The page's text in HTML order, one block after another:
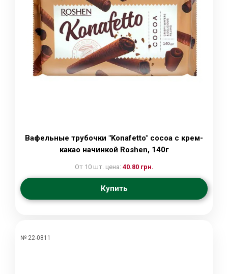
Вафельные трубочки "Konafetto" cocoa с крем-
какао начинкой Roshen, 140г
От 10 шт. цена: 40.80 грн.
Купить
№ 22-0811